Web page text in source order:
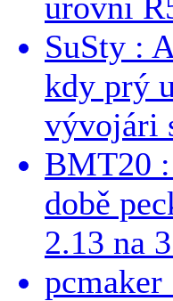
SuSty :
kdy prý
vývojári
BMT20
době
2.13 na